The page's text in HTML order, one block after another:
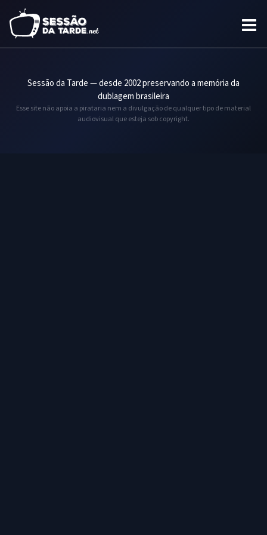
Sessão da Tarde — desde 2002 preservando a memória da
dublagem brasileira
Esse site não apoia a pirataria nem a divulgação de qualquer tipo de material
audiovisual que esteja sob copyright.